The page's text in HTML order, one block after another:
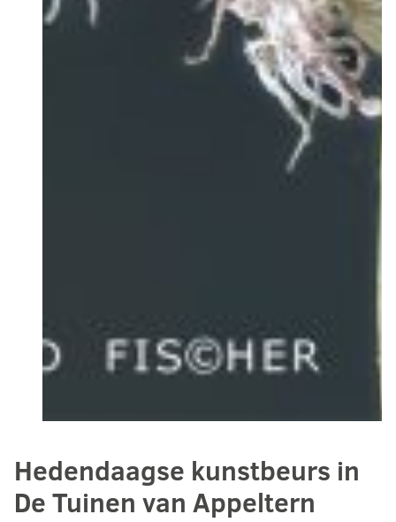
Hedendaagse kunstbeurs in
De Tuinen van Appeltern